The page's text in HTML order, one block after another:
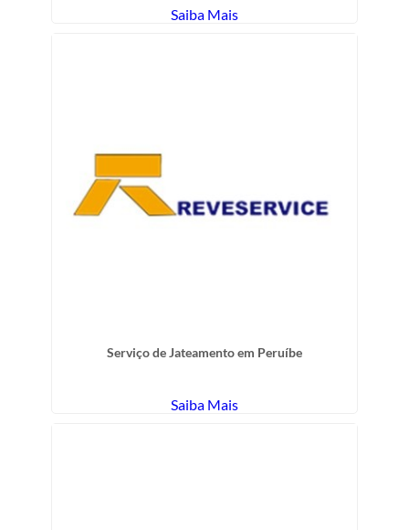
Saiba Mais
Serviço de Jateamento em Peruíbe
Saiba Mais